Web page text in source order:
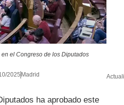
el Congreso de los Diputados
2025 Madrid
ha aprobado este